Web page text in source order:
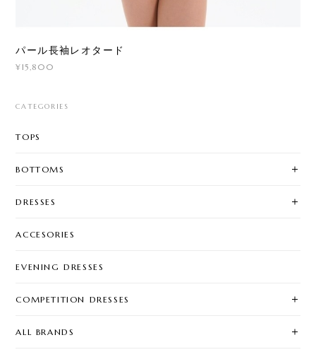
パール長袖レオタード
¥15,800
CATEGORIES
TOPS
BOTTOMS
DRESSES
ACCESORIES
EVENING DRESSES
COMPETITION DRESSES
ALL BRANDS